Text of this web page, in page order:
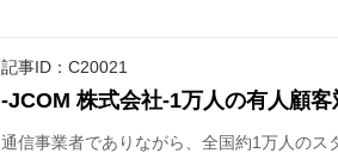
記事ID：C20021
-JCOM 株式会社-1万人の有人顧
通信事業者でありながら、全国約1万人の